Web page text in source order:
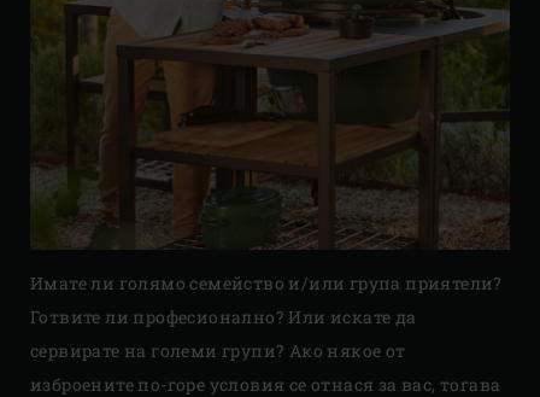
Имате ли голямо семейство и/или група приятели?
Готвите ли професионално? Или искате да
сервирате на големи групи? Ако някое от
изброените по-горе условия се отнася за вас, тогава